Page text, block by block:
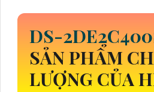
DS-
SẢN PHẨM
LƯỢNG CỦA